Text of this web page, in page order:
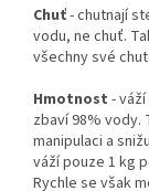
Chuť- chutnají
vodu, ne chuť.
všechny své
Hmotnost -
zbaví 98% vody.
manipulaci a
váží pouze 1 kg
Rychle se však